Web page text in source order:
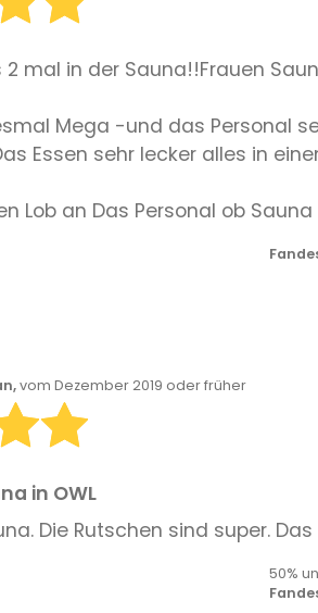
mal in der Sauna!!Frauen
Mega -und das Personal
Essen sehr lecker alles in
Lob an Das Personal ob Sauna
vom Dezember 2019 oder früher
in OWL
Die Rutschen sind super.
50%